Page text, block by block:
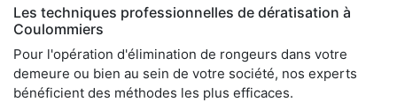
Les techniques professionnelles de dératisation à
Coulommiers
Pour l'opération d'élimination de rongeurs dans votre
demeure ou bien au sein de votre société, nos experts
bénéficient des méthodes les plus efficaces.